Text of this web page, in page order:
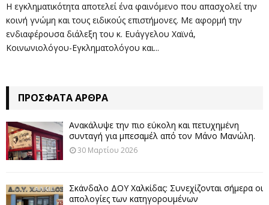
Η εγκληματικότητα αποτελεί ένα φαινόμενο που απασχολεί την
κοινή γνώμη και τους ειδικούς επιστήμονες. Με αφορμή την
ενδιαφέρουσα διάλεξη του κ. Ευάγγελου Χαϊνά,
Κοινωνιολόγου-Εγκληματολόγου και...
ΠΡΌΣΦΑΤΑ ΆΡΘΡΑ
Ανακάλυψε την πιο εύκολη και πετυχημένη
συνταγή για μπεσαμέλ από τον Μάνο Μανώλη.
30 Μαρτίου 2026
Σκάνδαλο ΔΟΥ Χαλκίδας: Συνεχίζονται σήμερα οι
απολογίες των κατηγορουμένων